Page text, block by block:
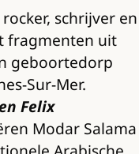
schrijver en
fragmenten uit
geboortedorp
Sur-Mer.
Felix
Modar Salama